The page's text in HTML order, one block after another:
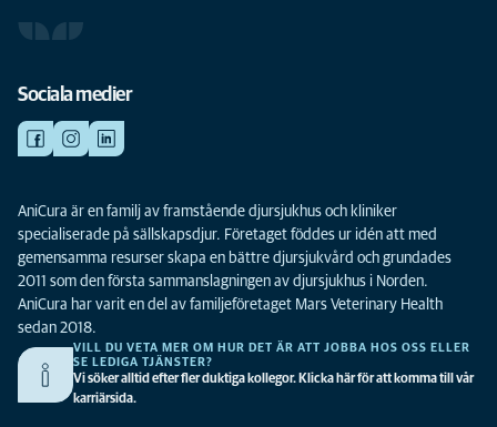
Sociala medier
AniCura är en familj av framstående djursjukhus och kliniker
specialiserade på sällskapsdjur. Företaget föddes ur idén att med
gemensamma resurser skapa en bättre djursjukvård och grundades
2011 som den första sammanslagningen av djursjukhus i Norden.
AniCura har varit en del av familjeföretaget Mars Veterinary Health
sedan 2018.
VILL DU VETA MER OM HUR DET ÄR ATT JOBBA HOS OSS ELLER
SE LEDIGA TJÄNSTER?
Vi söker alltid efter fler duktiga kollegor. Klicka här för att komma till vår
karriärsida.